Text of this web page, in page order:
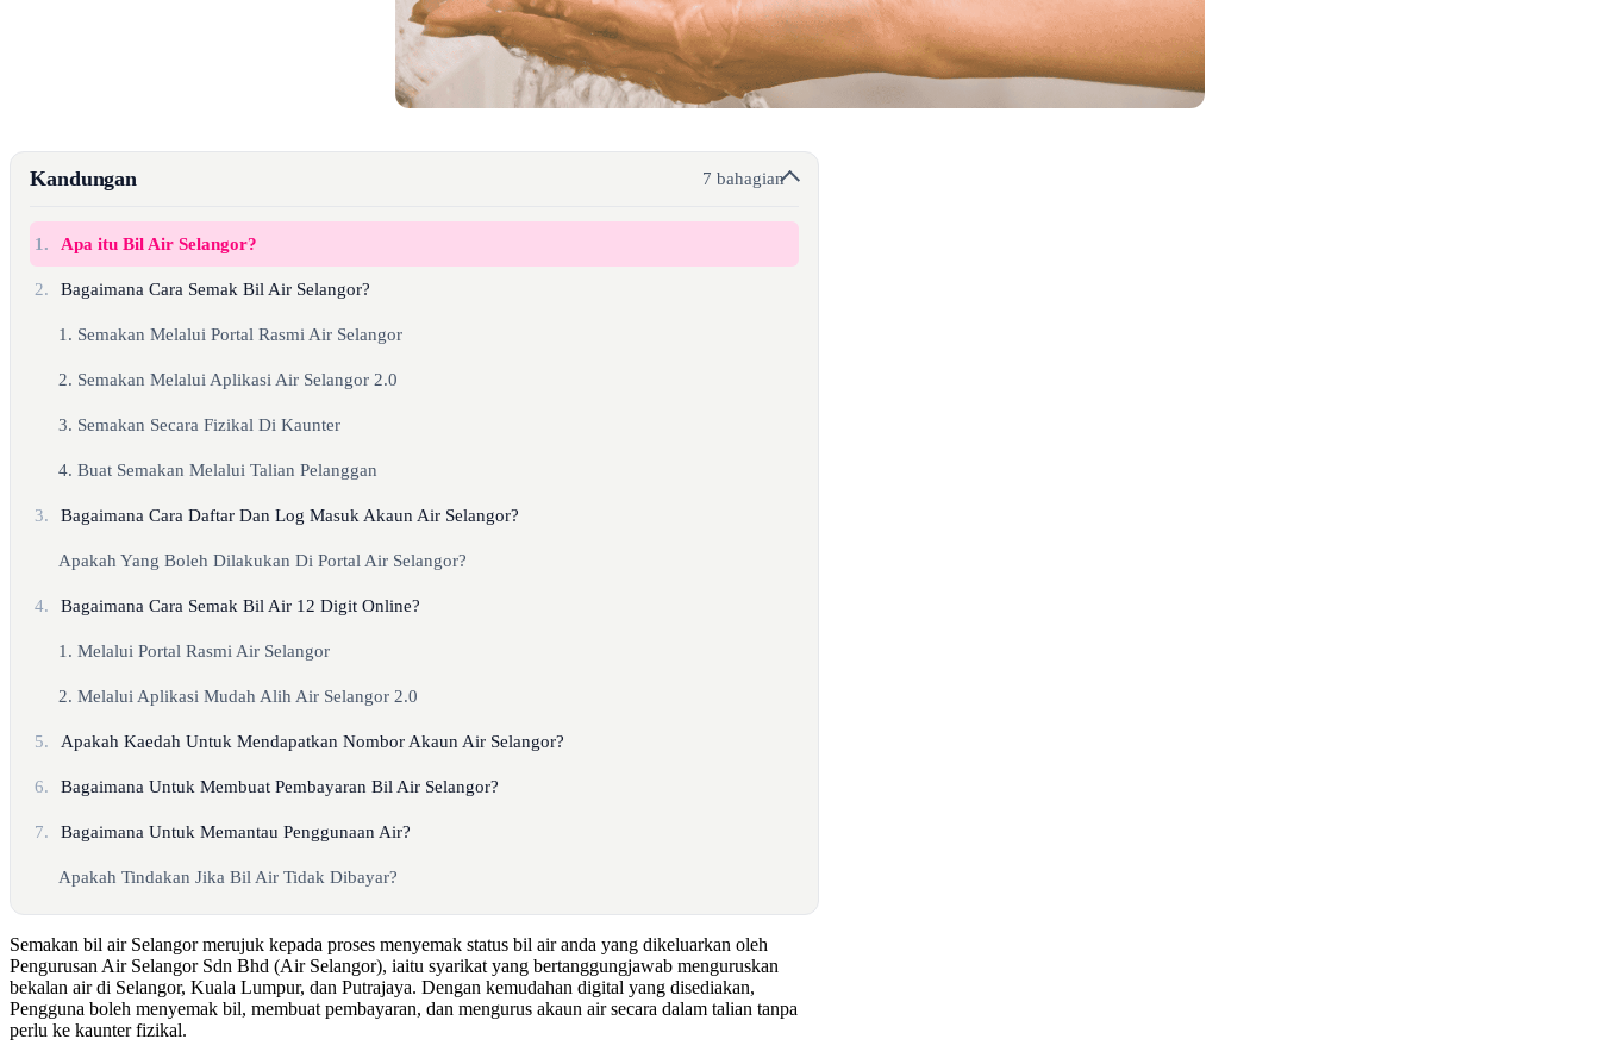
Kandungan 7 bahagian
1. Apa itu Bil Air Selangor?
2. Bagaimana Cara Semak Bil Air Selangor?
1. Semakan Melalui Portal Rasmi Air Selangor
2. Semakan Melalui Aplikasi Air Selangor 2.0
3. Semakan Secara Fizikal Di Kaunter
4. Buat Semakan Melalui Talian Pelanggan
3. Bagaimana Cara Daftar Dan Log Masuk Akaun Air Selangor?
Apakah Yang Boleh Dilakukan Di Portal Air Selangor?
4. Bagaimana Cara Semak Bil Air 12 Digit Online?
1. Melalui Portal Rasmi Air Selangor
2. Melalui Aplikasi Mudah Alih Air Selangor 2.0
5. Apakah Kaedah Untuk Mendapatkan Nombor Akaun Air Selangor?
6. Bagaimana Untuk Membuat Pembayaran Bil Air Selangor?
7. Bagaimana Untuk Memantau Penggunaan Air?
Apakah Tindakan Jika Bil Air Tidak Dibayar?
Semakan bil air Selangor merujuk kepada proses menyemak status bil air anda yang dikeluarkan oleh
Pengurusan Air Selangor Sdn Bhd (Air Selangor), iaitu syarikat yang bertanggungjawab menguruskan
bekalan air di Selangor, Kuala Lumpur, dan Putrajaya. Dengan kemudahan digital yang disediakan,
Pengguna boleh menyemak bil, membuat pembayaran, dan mengurus akaun air secara dalam talian tanpa
perlu ke kaunter fizikal.